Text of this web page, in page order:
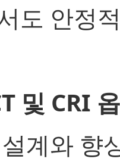
도 안정
및 CRI
계와 향